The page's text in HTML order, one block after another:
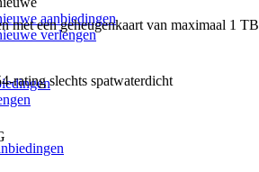
aanbiedingen
verlengen
met een geheugenkaart van maximaal 1 TB
rating slechts spatwaterdicht